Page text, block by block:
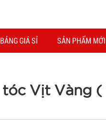
BẢNG GIÁ SỈ SẢN PHẨM MỚI
tóc Vịt Vàng